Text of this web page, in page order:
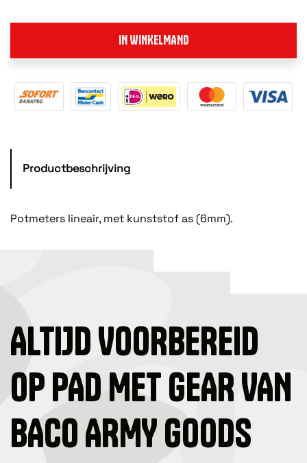
IN WINKELMAND
Productbeschrijving
Potmeters lineair, met kunststof as (6mm).
ALTIJD VOORBEREID
OP PAD MET GEAR VAN
BACO ARMY GOODS